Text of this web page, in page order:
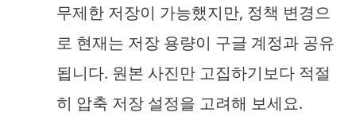
무제한 저장이 가능했지만, 정책 변경으
로 현재는 저장 용량이 구글 계정과 공유
됩니다. 원본 사진만 고집하기보다 적절
히 압축 저장 설정을 고려해 보세요.